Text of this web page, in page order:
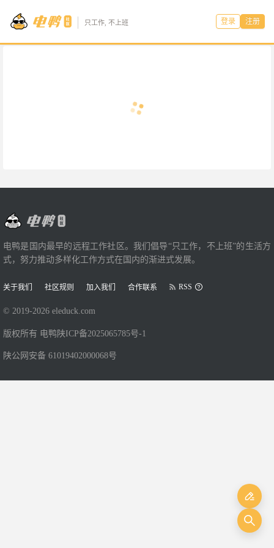
只工作, 不上班 登录 注册
电鸭是国内最早的远程工作社区。我们倡导“只工作，不上班”的生活方
式，努力推动多样化工作方式在国内的渐进式发展。
关于我们 社区规则 加入我们 合作联系 RSS
© 2019-2026 eleduck.com
版权所有 电鸭 陕ICP备2025065785号-1
陕公网安备 61019402000068号